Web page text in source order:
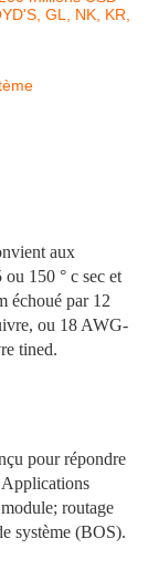
GL, NK, KR,
aux
150 ° c sec et
échoué par 12
ou 18 AWG-
tined.
pour répondre
routage
système (BOS).